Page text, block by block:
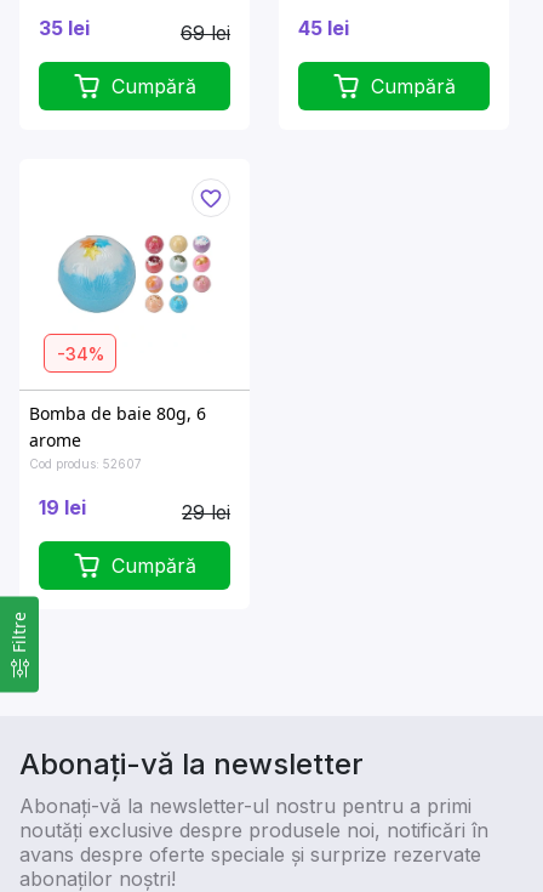
Filtre
35 lei 69 lei
Cumpără
45 lei
Cumpără
-34%
Bomba de baie 80g, 6
arome
Cod produs: 52607
19 lei 29 lei
Cumpără
Abonați-vă la newsletter
Abonați-vă la newsletter-ul nostru pentru a primi
noutăți exclusive despre produsele noi, notificări în
avans despre oferte speciale și surprize rezervate
abonaților noștri!